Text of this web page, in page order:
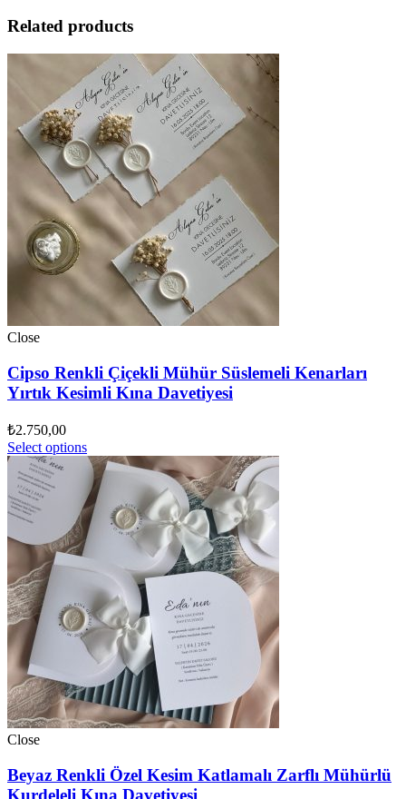
Related products
Close
Cipso Renkli Çiçekli Mühür Süslemeli Kenarları
Yırtık Kesimli Kına Davetiyesi
₺2.750,00
Select options
Close
Beyaz Renkli Özel Kesim Katlamalı Zarflı Mühürlü
Kurdeleli Kına Davetiyesi